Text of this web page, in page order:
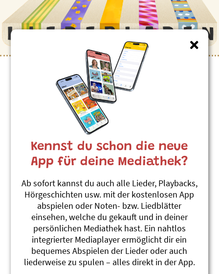
Adonia
Fidimaas Hitlist, Vol. 1
Alles, was Lehrpersonen
zum Singen mit der Klasse
benötigen.
Adonia
3x3 = Fidimaa Vol. 1
Lernlieder für die
Unterstufe
Adonia
Kennst du schon die neue
App für deine Mediathek?
Ab sofort kannst du auch alle Lieder, Playbacks,
Hörgeschichten usw. mit der kostenlosen App
abspielen oder Noten- bzw. Liedblätter
einsehen, welche du gekauft und in deiner
persönlichen Mediathek hast. Ein nahtlos
integrierter Mediaplayer ermöglicht dir ein
bequemes Abspielen der Lieder oder auch
liederweise zu spulen – alles direkt in der App.